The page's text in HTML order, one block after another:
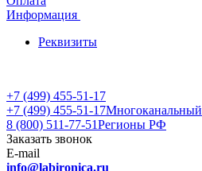
Информация
Реквизиты
+7 (499) 455-51-17
+7 (499) 455-51-17Многоканальный
8 (800) 511-77-51Регионы РФ
Заказать звонок
E-mail
info@labironica.ru